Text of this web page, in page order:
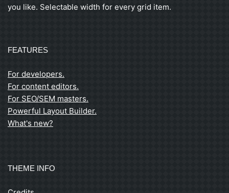
you like. Selectable width for every grid item.
FEATURES
For developers.
For content editors.
For SEO/SEM masters.
Powerful Layout Builder.
What's new?
THEME INFO